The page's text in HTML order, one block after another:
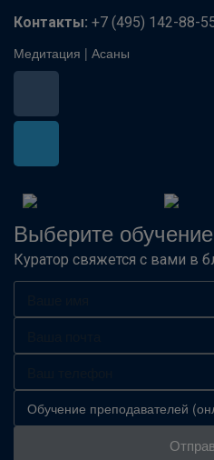
Контакты: +7 (495) 142-88-
Медитация | Асаны
Выберите
Куратор свяжется с вами в